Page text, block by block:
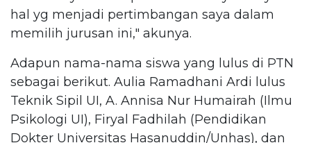
hal yg menjadi pertimbangan saya dalam
memilih jurusan ini," akunya.
Adapun nama-nama siswa yang lulus di PTN
sebagai berikut. Aulia Ramadhani Ardi lulus
Teknik Sipil UI, A. Annisa Nur Humairah (Ilmu
Psikologi UI), Firyal Fadhilah (Pendidikan
Dokter Universitas Hasanuddin/Unhas), dan